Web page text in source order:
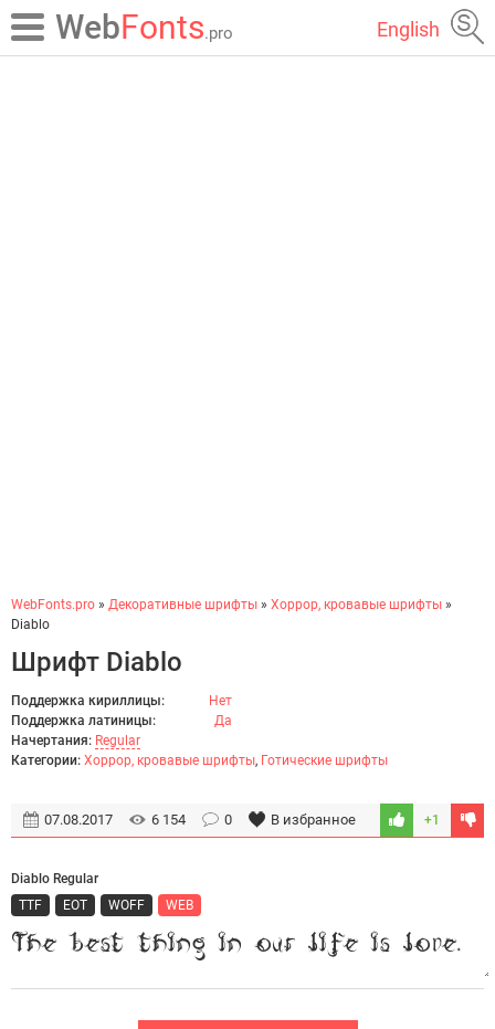
WebFonts.pro English
WebFonts.pro » Декоративные шрифты » Хоррор, кровавые шрифты »
Diablo
Шрифт Diablo
Поддержка кириллицы:
Нет
Поддержка латиницы:
Да
Начертания: Regular
Категории: Хоррор, кровавые шрифты, Готические шрифты
07.08.2017 6 154 0 В избранное +1
Diablo Regular
TTF
EOT WOFF WEB